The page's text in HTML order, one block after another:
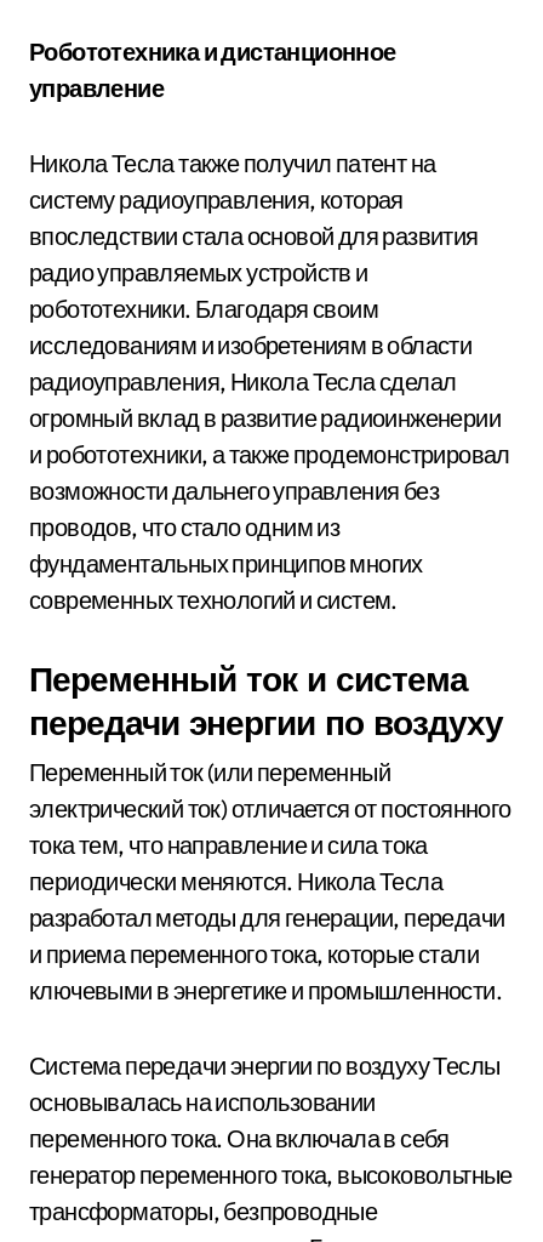
Робототехника и дистанционное
управление
Никола Тесла также получил патент на
систему радиоуправления, которая
впоследствии стала основой для развития
радио управляемых устройств и
робототехники. Благодаря своим
исследованиям и изобретениям в области
радиоуправления, Никола Тесла сделал
огромный вклад в развитие радиоинженерии
и робототехники, а также продемонстрировал
возможности дальнего управления без
проводов, что стало одним из
фундаментальных принципов многих
современных технологий и систем.
Переменный ток и система
передачи энергии по воздуху
Переменный ток (или переменный
электрический ток) отличается от постоянного
тока тем, что направление и сила тока
периодически меняются. Никола Тесла
разработал методы для генерации, передачи
и приема переменного тока, которые стали
ключевыми в энергетике и промышленности.
Система передачи энергии по воздуху Теслы
основывалась на использовании
переменного тока. Она включала в себя
генератор переменного тока, высоковольтные
трансформаторы, безпроводные